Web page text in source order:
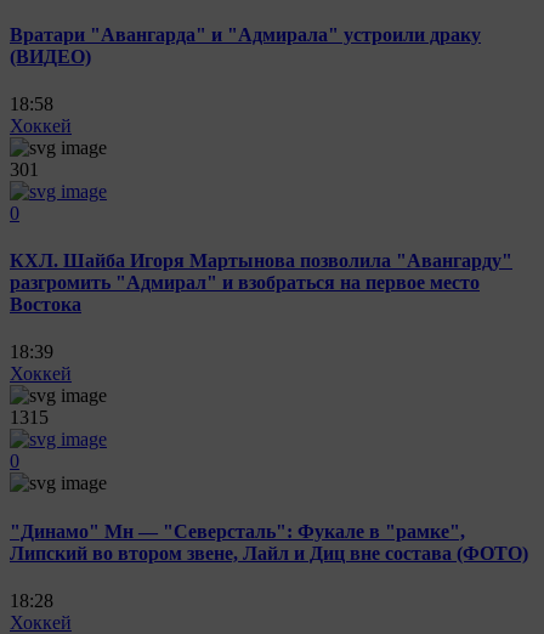
Вратари "Авангарда" и "Адмирала" устроили драку
(ВИДЕО)
18:58
Хоккей
301
0
КХЛ. Шайба Игоря Мартынова позволила "Авангарду"
разгромить "Адмирал" и взобраться на первое место
Востока
18:39
Хоккей
1315
0
"Динамо" Мн — "Северсталь": Фукале в "рамке",
Липский во втором звене, Лайл и Диц вне состава (ФОТО)
18:28
Хоккей